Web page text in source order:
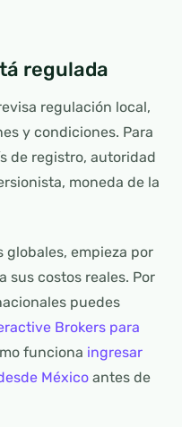
regulada
regulación local,
y condiciones. Para
de registro, autoridad
moneda de la
globales, empieza por
sus costos reales. Por
puedes
Brokers para
funciona ingresar
México antes de